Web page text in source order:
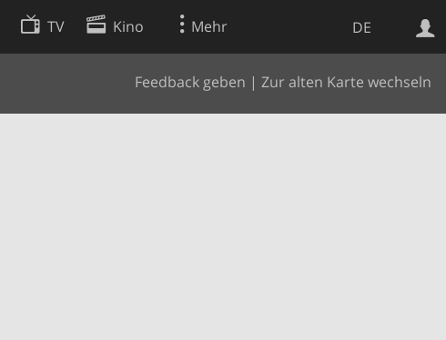
DE
TV Kino Mehr
Feedback geben | Zur alten Karte wechseln
Websuche